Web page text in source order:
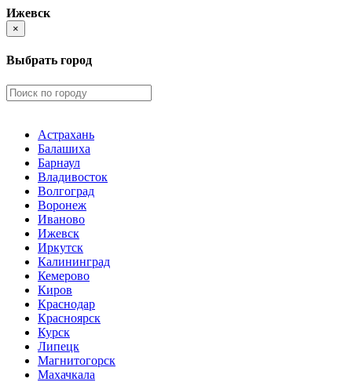
Ижевск
×
Выбрать город
Астрахань
Балашиха
Барнаул
Владивосток
Волгоград
Воронеж
Иваново
Ижевск
Иркутск
Калининград
Кемерово
Киров
Краснодар
Красноярск
Курск
Липецк
Магнитогорск
Махачкала